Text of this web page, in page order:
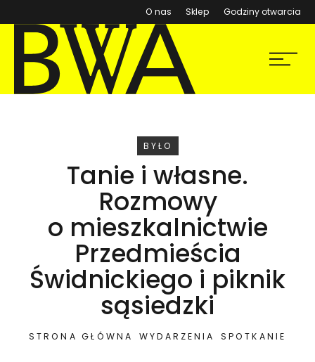
O nas Sklep (otwiera się w nowym
Godziny otwarcia
BWA Wrocław
Galerie Sztuki Współczesnej
Menu
WYDARZENIE
BYŁO
Tanie i własne.
Rozmowy
o mieszkalnictwie
Przedmieścia
Świdnickiego i piknik
sąsiedzki
STRONA GŁÓWNA WYDARZENIA SPOTKANIE